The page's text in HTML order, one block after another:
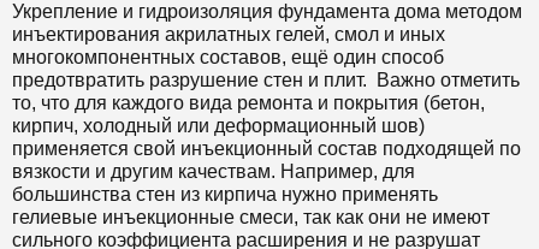
Укрепление и гидроизоляция фундамента дома методом
инъектирования акрилатных гелей, смол и иных
многокомпонентных составов, ещё один способ
предотвратить разрушение стен и плит. Важно отметить
то, что для каждого вида ремонта и покрытия (бетон,
кирпич, холодный или деформационный шов)
применяется свой инъекционный состав подходящей по
вязкости и другим качествам. Например, для
большинства стен из кирпича нужно применять
гелиевые инъекционные смеси, так как они не имеют
сильного коэффициента расширения и не разрушат